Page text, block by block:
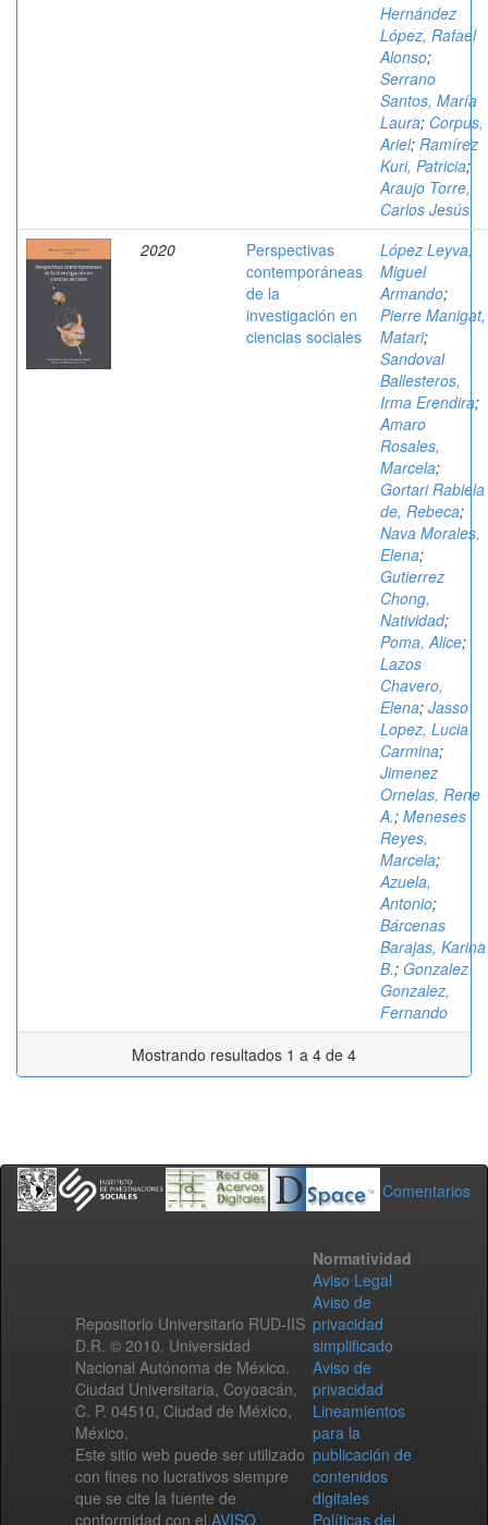
Hernández
López, Rafael
Alonso;
Serrano
Santos, María
Laura; Corpus,
Ariel; Ramírez
Kuri, Patricia;
Araujo Torre,
Carlos Jesús
2020
Perspectivas
contemporáneas
de la
investigación en
ciencias sociales
López Leyva,
Miguel
Armando;
Pierre Manigat,
Matari;
Sandoval
Ballesteros,
Irma Erendira;
Amaro
Rosales,
Marcela;
Gortari Rabiela
de, Rebeca;
Nava Morales,
Elena;
Gutierrez
Chong,
Natividad;
Poma, Alice;
Lazos
Chavero,
Elena; Jasso
Lopez, Lucia
Carmina;
Jimenez
Ornelas, Rene
A.; Meneses
Reyes,
Marcela;
Azuela,
Antonio;
Bárcenas
Barajas, Karina
B.; Gonzalez
Gonzalez,
Fernando
Mostrando resultados 1 a 4 de 4
Comentarios
Repositorio Universitario RUD-IIS
D.R. © 2010. Universidad
Nacional Autónoma de México.
Ciudad Universitaria, Coyoacán,
C. P. 04510, Ciudad de México,
México.
Este sitio web puede ser utilizado
con fines no lucrativos siempre
que se cite la fuente de
conformidad con el AVISO
Normatividad
Aviso Legal
Aviso de
privacidad
simplificado
Aviso de
privacidad
Lineamientos
para la
publicación de
contenidos
digitales
Políticas del